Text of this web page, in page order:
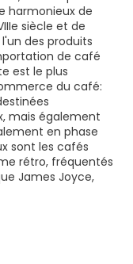
harmonieux de
siècle et de
des produits
de café
est le plus
du café:
mais également
en phase
sont les cafés
rétro, fréquentés
James Joyce,